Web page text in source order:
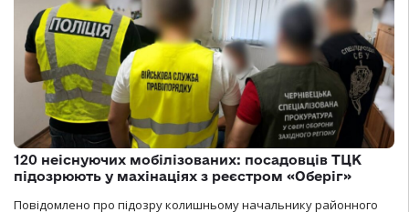
120 неіснуючих мобілізованих: посадовців ТЦК
підозрюють у махінаціях з реєстром «Оберіг»
Повідомлено про підозру колишньому начальнику районного